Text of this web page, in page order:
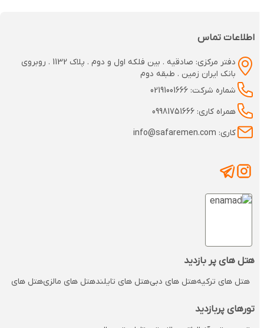
اطلاعات تماس
دفتر مرکزی: صادقیه . بین فلکه اول و دوم . پلاک 1132 . روبروی
بانک ایران زمین . طبقه دوم
شماره شرکت: 02191001666
همراه کاری: 09981751666
کاری: info@safaremen.com
هتل های پر بازدید
هتل های ترکیههتل های دبیهتل های تایلندهتل های مالزیهتل های
تورهای پربازدید